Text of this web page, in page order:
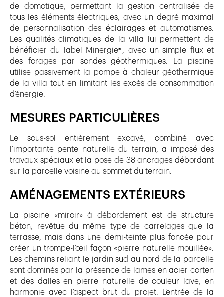
de domotique, permettant la gestion centralisée de
tous les éléments électriques, avec un degré maximal
de personnalisation des éclairages et automatismes.
Les qualités climatiques de la villa lui permettent de
bénéficier du label Minergie®
, avec un simple flux et
des forages par sondes géothermiques. La piscine
utilise passivement la pompe à chaleur géothermique
de la villa tout en limitant les excès de consommation
d’énergie.
MESURES PARTICULIÈRES
Le sous-sol entièrement excavé, combiné avec
l’importante pente naturelle du terrain, a imposé des
travaux spéciaux et la pose de 38 ancrages débordant
sur la parcelle voisine au sommet du terrain.
AMÉNAGEMENTS EXTÉRIEURS
La piscine «miroir» à débordement est de structure
béton, revêtue du même type de carrelages que la
terrasse, mais dans une demi-teinte plus foncée pour
créer un trompe-l’œil façon «pierre naturelle mouillée».
Les chemins reliant le jardin sud au nord de la parcelle
sont dominés par la présence de lames en acier corten
et des dalles en pierre naturelle de couleur lave, en
harmonie avec l’aspect brut du projet. L’entrée de la